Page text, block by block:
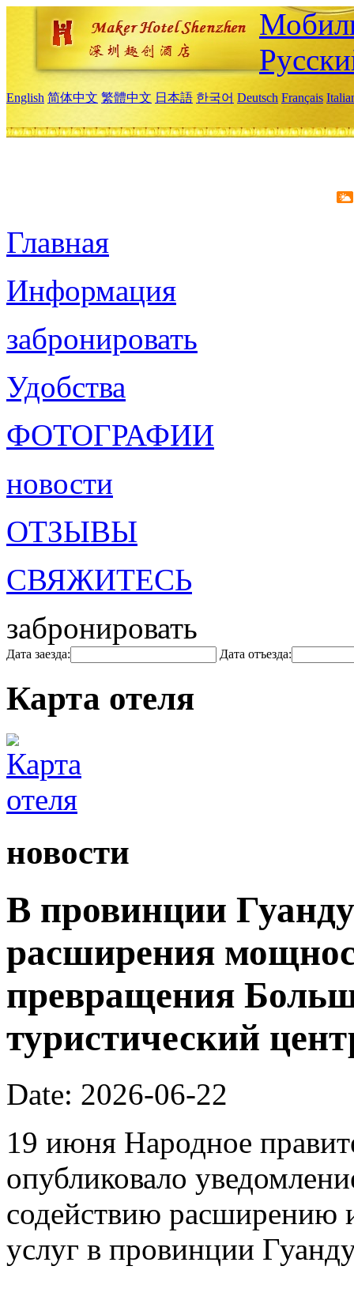
English 简体中文 繁體中文 日本語 한국어 Deutsch Français
Главная
Информация
забронировать
Удобства
ФОТОГРАФИИ
новости
ОТЗЫВЫ
СВЯЖИТЕСЬ
забронировать
Дата заезда: Дата отъезда:
Карта отеля
новости
В провинции
расширения
превращения
туристический
Date: 2026-06-22
19 июня Народное
опубликовало
содействию расширению
услуг в провинции